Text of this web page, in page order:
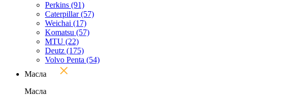
Perkins (91)
Caterpillar(57)
Weichai (17)
Komatsu (57)
MTU (22)
Deutz (175)
Volvo Penta (54)
Масла
Масла